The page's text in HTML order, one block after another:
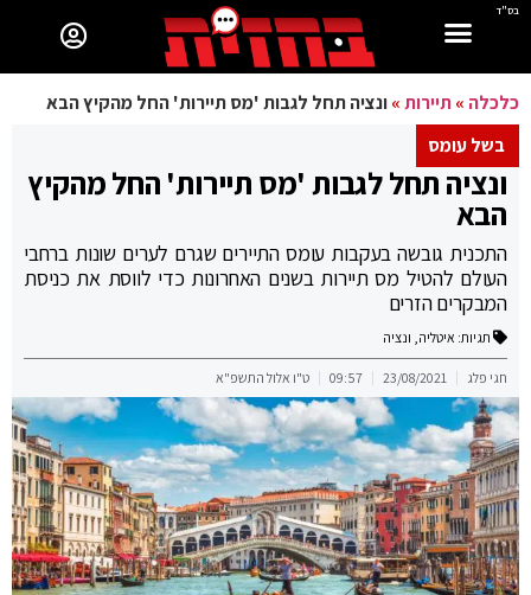
בס"ד
כלכלה »תיירות»ונציה תחל לגבות 'מס תיירות' החל מהקיץ הבא
בשל עומס
ונציה תחל לגבות 'מס תיירות' החל מהקיץ
הבא
התכנית גובשה בעקבות עומס התיירים שגרם לערים שונות ברחבי
העולם להטיל מס תיירות בשנים האחרונות כדי לווסת את כניסת
המבקרים הזרים
תגיות: איטליה, ונציה
חגי פלג 23/08/2021
09:57 ט"ו אלול התשפ"א